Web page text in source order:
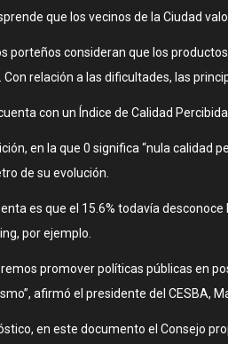
que los vecinos de la Ciudad
porteños consideran que los
relación a las dificultades, las
con un Índice de Calidad
en la que 0 significa “nula calidad
de su evolución.
es que el 15.6% todavía
por ejemplo.
promover políticas públicas en
afirmó el presidente del CESBA,
en este documento el Consejo